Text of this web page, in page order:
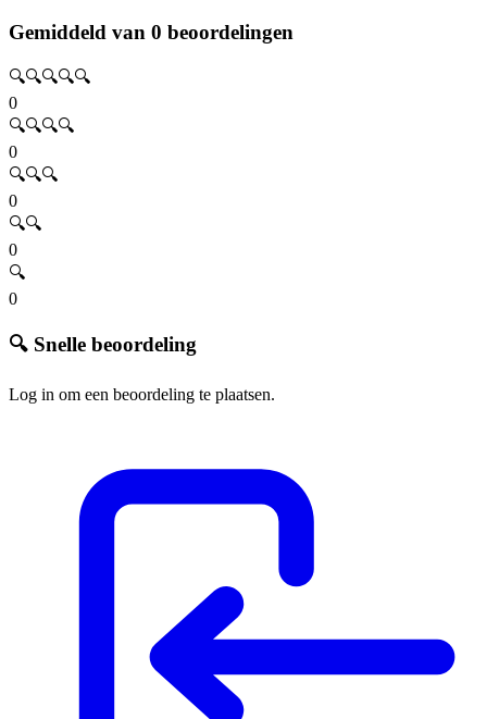
Gemiddeld van 0 beoordelingen
🔍🔍🔍🔍🔍
0
🔍🔍🔍🔍
0
🔍🔍🔍
0
🔍🔍
0
🔍
0
🔍 Snelle beoordeling
Log in om een beoordeling te plaatsen.